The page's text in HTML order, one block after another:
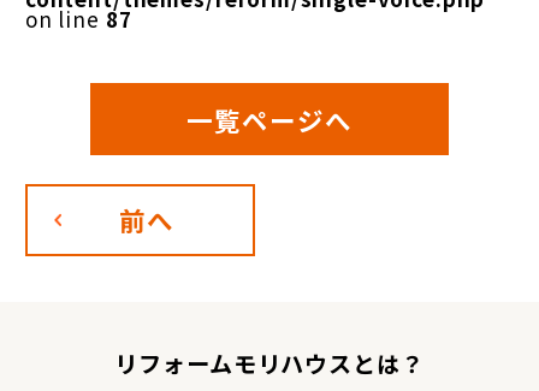
on line 87
前へ
一覧ページへ
リフォームモリハウスとは？